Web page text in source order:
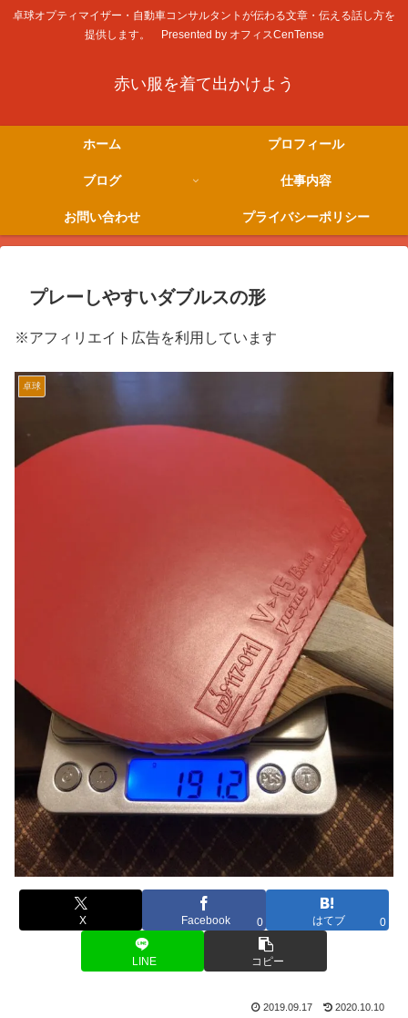
卓球オプティマイザー・自動車コンサルタントが伝わる文章・伝える話し方を
提供します。 Presented by オフィスCenTense
赤い服を着て出かけよう
ホーム プロフィール
ブログ 仕事内容
お問い合わせ プライバシーポリシー
プレーしやすいダブルスの形
※アフィリエイト広告を利用しています
卓球
X Facebook 0 はてブ 0
LINE コピー
2019.09.17 2020.10.10